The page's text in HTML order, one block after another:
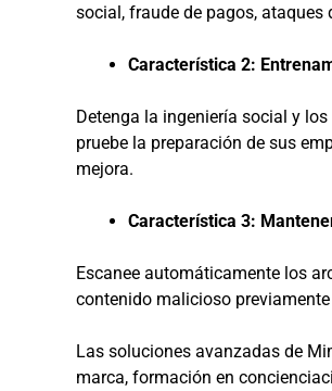
social, fraude de pagos,
Característica 2:
Detenga la ingeniería social y
pruebe la preparación de sus
mejora.
Característica 3:
Escanee automáticamente los
contenido malicioso
Las soluciones avanzadas de
marca, formación en